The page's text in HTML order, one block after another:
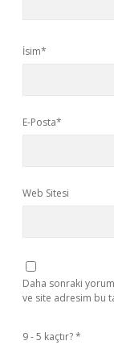
İsim*
E-Posta*
Web Sitesi
Daha sonraki
ve site adresim bu
9 - 5 kaçtır?*